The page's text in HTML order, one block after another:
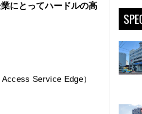
にとってハードルの高
Service Edge）